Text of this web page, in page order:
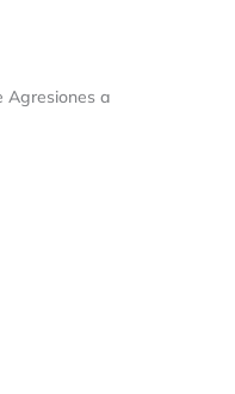
Agresiones a